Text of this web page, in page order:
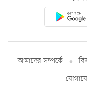
আমাদের সম্পর্কে